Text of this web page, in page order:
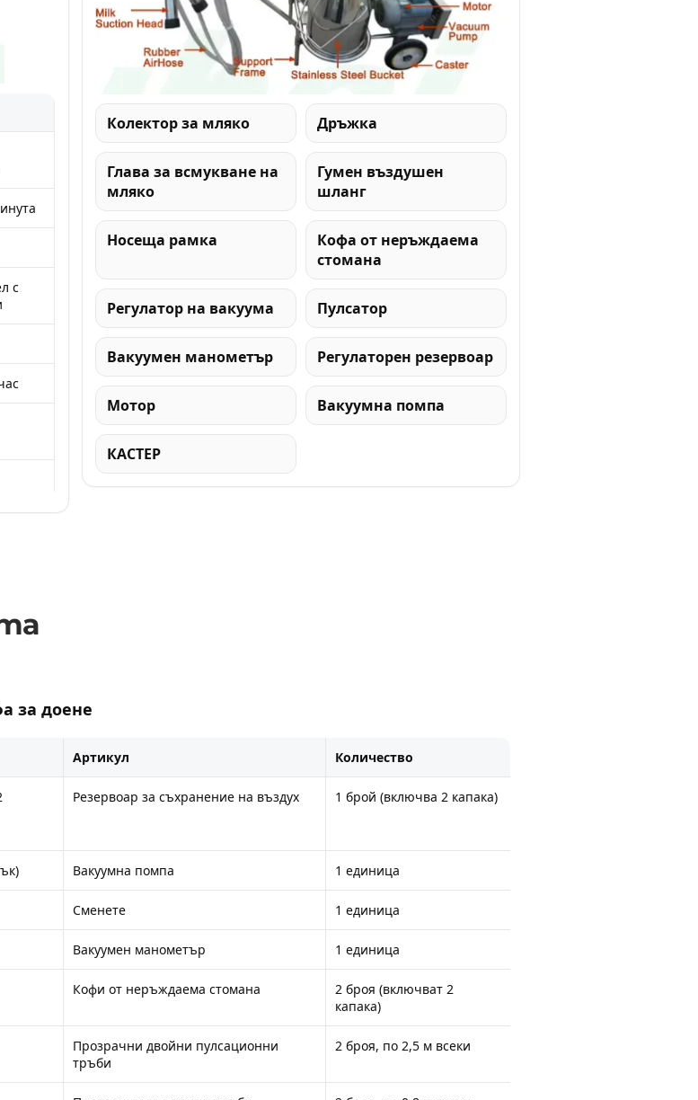
с
Колектор за мляко Дръжка
Глава за всмукване на
мляко
Гумен въздушен
шланг
Носеща рамка
Кофа от неръждаема
стомана
Регулатор на вакуума Пулсатор
Вакуумен манометър Регулаторен резервоар
Мотор Вакуумна помпа
КАСТЕР
за доене
Артикул Количество
Резервоар за съхранение на въздух 1 брой (включва 2 капака)
Вакуумна помпа 1 единица
Сменете 1 единица
Вакуумен манометър 1 единица
Кофи от неръждаема стомана
2 броя (включват 2
капака)
Прозрачни двойни пулсационни
тръби
2 броя, по 2,5 м всеки